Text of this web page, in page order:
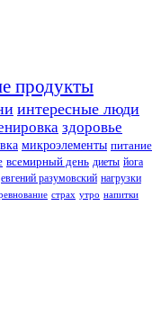
продукты
интересные люди
здоровье
микроэлементы питание
всемирный день диеты йога
евгений разумовский нагрузки
страх утро напитки